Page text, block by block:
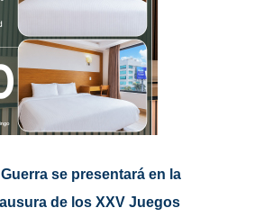
se presentará en la
de los XXV Juegos